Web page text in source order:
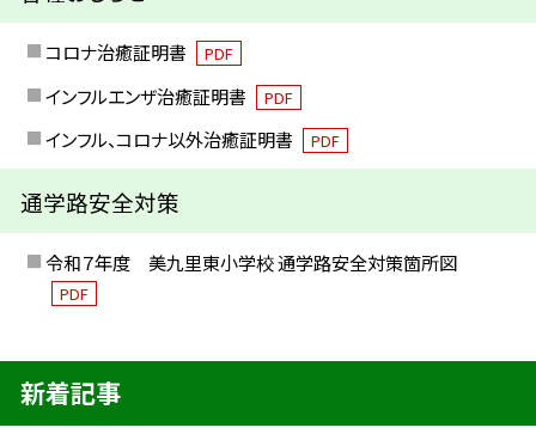
コロナ治癒証明書 PDF
インフルエンザ治癒証明書 PDF
インフル、コロナ以外治癒証明書 PDF
通学路安全対策
令和７年度 美九里東小学校 通学路安全対策箇所図
PDF
新着記事